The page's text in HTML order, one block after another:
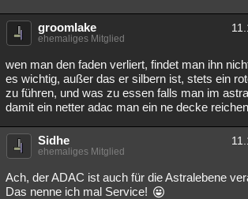
groomlake
ehemaliges Mitglied
wen man den faden verliert, findet man ihn
es wichtig, außer das er silbern ist, stets ein
zu führen, und was zu essen falls man im
damit ein netter adac man ein ne decke
Sidhe
ehemaliges Mitglied
Ach, der ADAC ist auch für die Astralebene
Das nenne ich mal Service!